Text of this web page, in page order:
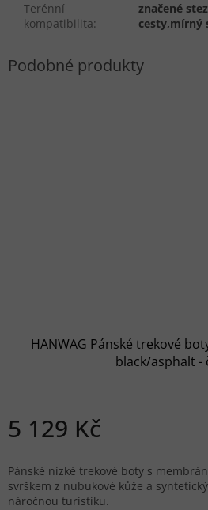
Terénní
kompatibilita:
značené
cesty,mírný
HANWAG Pánské trekové
black/asphalt -
5 129 Kč
Pánské nízké trekové boty s
svrškem z nubukové kůže a
náročnou turistiku.